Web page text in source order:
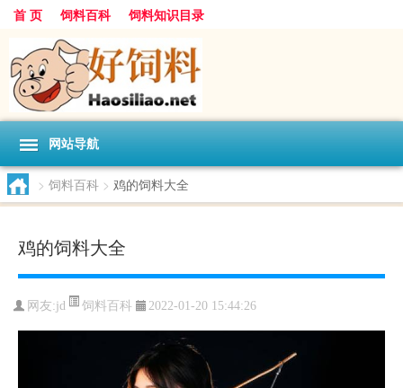
首 页 饲料百科 饲料知识目录
网站导航
> 饲料百科 > 鸡的饲料大全
鸡的饲料大全
网友:jd 饲料百科 2022-01-20 15:44:26